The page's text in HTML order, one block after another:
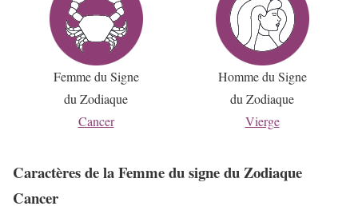
Femme du Signe
du Zodiaque
Cancer
Homme du Signe
du Zodiaque
Vierge
Caractères de la Femme du signe du Zodiaque
Cancer